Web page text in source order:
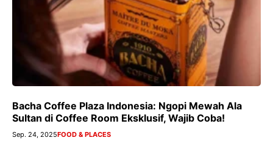
Bacha Coffee Plaza Indonesia: Ngopi Mewah Ala
Sultan di Coffee Room Eksklusif, Wajib Coba!
Sep. 24, 2025FOOD & PLACES